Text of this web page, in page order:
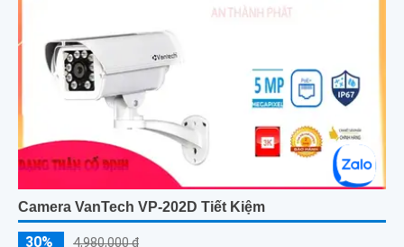
Camera VanTech VP-202D Tiết Kiệm
30% 4,980,000 ₫